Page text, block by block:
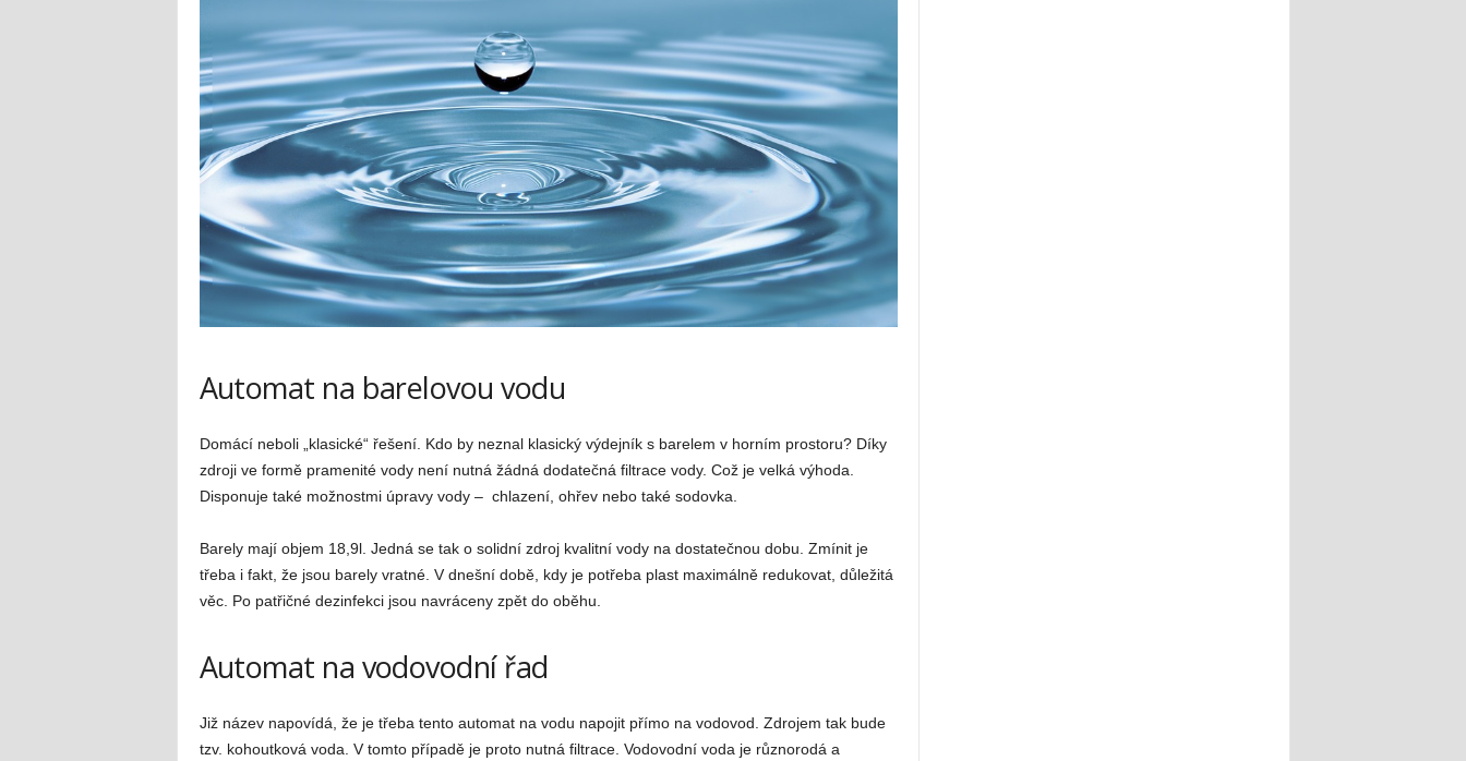
Automat na barelovou vodu
Domácí neboli „klasické“ řešení. Kdo by neznal klasický výdejník s barelem v horním prostoru? Díky
zdroji ve formě pramenité vody není nutná žádná dodatečná filtrace vody. Což je velká výhoda.
Disponuje také možnostmi úpravy vody – chlazení, ohřev nebo také sodovka.
Barely mají objem 18,9l. Jedná se tak o solidní zdroj kvalitní vody na dostatečnou dobu. Zmínit je
třeba i fakt, že jsou barely vratné. V dnešní době, kdy je potřeba plast maximálně redukovat, důležitá
věc. Po patřičné dezinfekci jsou navráceny zpět do oběhu.
Automat na vodovodní řad
Již název napovídá, že je třeba tento automat na vodu napojit přímo na vodovod. Zdrojem tak bude
tzv. kohoutková voda. V tomto případě je proto nutná filtrace. Vodovodní voda je různorodá a